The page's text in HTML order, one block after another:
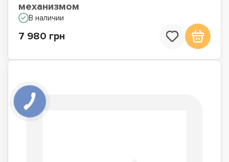
механизмом
В наличии
7 980 грн